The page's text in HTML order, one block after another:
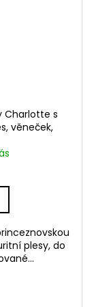
Charlotte s
věneček,
plesy, do